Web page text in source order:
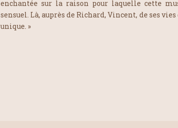
enchantée sur la raison pour laquelle cette
sensuel. Là, auprès de Richard, Vincent, de ses
unique. »